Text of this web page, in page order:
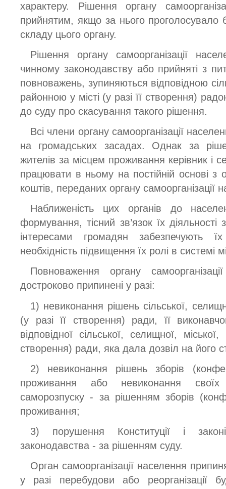
характеру. Рішення органу
прийнятим, якщо за нього проголосувало
складу цього органу.
Рішення органу самоорганізації
чинному законодавству або прийняті з
повноважень, зупиняються відповідною
районною у місті (у разі її створення)
до суду про скасування такого рішення.
Всі члени органу самоорганізації
на громадських засадах. Однак за
жителів за місцем проживання керівник і
працювати в ньому на постійній основі з
коштів, переданих органу самоорганізації
Наближеність цих органів до
формування, тісний зв’язок їх
інтересами громадян забезпечують
необхідність підвищення їх ролі в системі
Повноваження органу
достроково припинені у разі:
1) невиконання рішень сільської,
(у разі її створення) ради, її
відповідної сільської, селищної,
створення) ради, яка дала дозвіл на його
2) невиконання рішень зборів
проживання або невиконання
саморозпуску - за рішенням зборів
проживання;
3) порушення Конституції і
законодавства - за рішенням суду.
Орган самоорганізації населення
у разі перебудови або реорганізації